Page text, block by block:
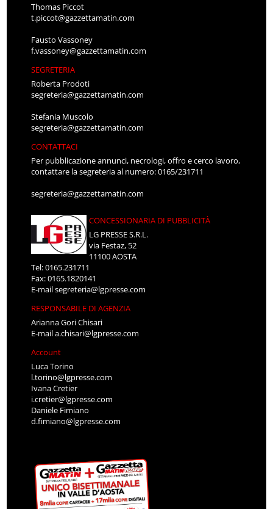
Thomas Piccot
t.piccot@gazzettamatin.com
Fausto Vassoney
f.vassoney@gazzettamatin.com
SEGRETERIA
Roberta Prodoti
segreteria@gazzettamatin.com
Stefania Muscolo
segreteria@gazzettamatin.com
CONTATTACI
Per pubblicazione annunci, necrologi, offro e cerco lavoro,
contattare la segreteria al numero: 0165/231711
segreteria@gazzettamatin.com
CONCESSIONARIA DI PUBBLICITÀ
LG PRESSE S.R.L.
via Festaz, 52
11100 AOSTA
Tel: 0165.231711
Fax: 0165.1820141
E-mailsegreteria@lgpresse.com
RESPONSABILE DI AGENZIA
Arianna Gori Chisari
E-maila.chisari@lgpresse.com
Account
Luca Torino
l.torino@lgpresse.com
Ivana Cretier
i.cretier@lgpresse.com
Daniele Fimiano
d.fimiano@lgpresse.com